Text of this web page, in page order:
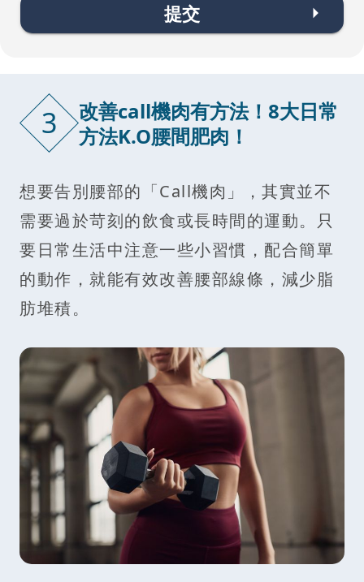
提交
3
改善call機肉有方法！8大日常
方法K.O腰間肥肉！
想要告別腰部的「Call機肉」，其實並不
需要過於苛刻的飲食或長時間的運動。只
要日常生活中注意一些小習慣，配合簡單
的動作，就能有效改善腰部線條，減少脂
肪堆積。